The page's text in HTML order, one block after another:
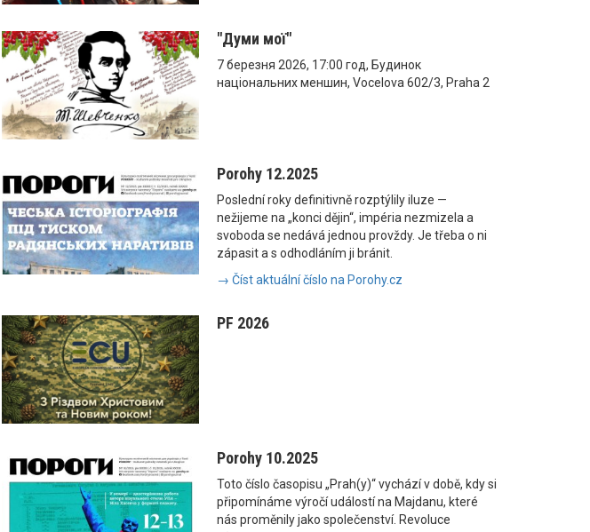
"Думи мої"
7 березня 2026, 17:00 год, Будинок
національних меншин, Vocelova 602/3, Praha 2
Porohy 12.2025
Poslední roky definitivně rozptýlily iluze —
nežijeme na „konci dějin“, impéria nezmizela a
svoboda se nedává jednou provždy. Je třeba o ni
zápasit a s odhodláním ji bránit.
→ Číst aktuální číslo na Porohy.cz
PF 2026
Porohy 10.2025
Toto číslo časopisu „Prah(y)“ vychází v době, kdy si
připomínáme výročí událostí na Majdanu, které
nás proměnily jako společenství. Revoluce